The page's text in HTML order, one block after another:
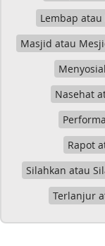
Lembap atau
Masjid atau
Nasehat
Rapot
Silahkan atau
Terlanjur